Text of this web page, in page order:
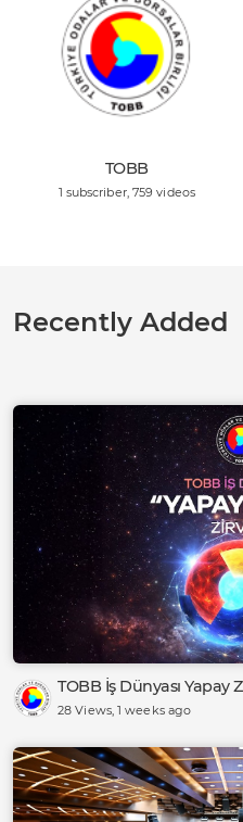
TOBB
1 subscriber, 759 videos
Recently Added
TOBB İş Dünyası Yapay
28 Views, 1 weeks ago